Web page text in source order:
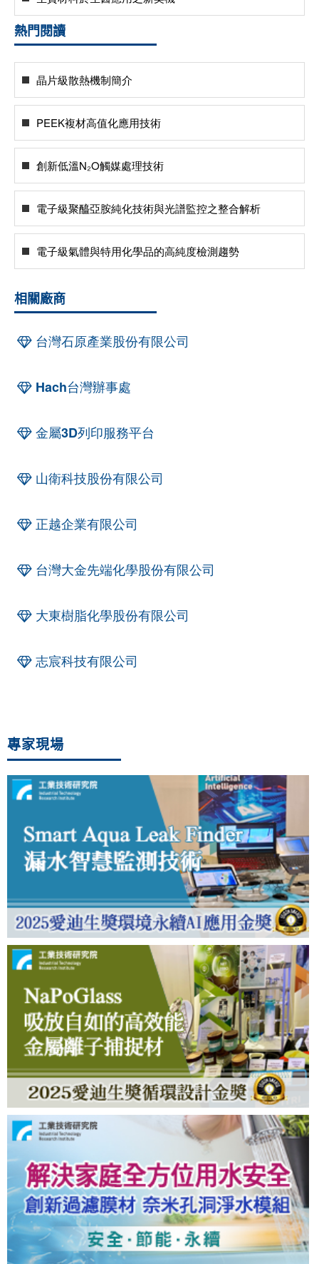
熱門閱讀
晶片級散熱機制簡介
PEEK複材高值化應用技術
創新低溫N₂O觸媒處理技術
電子級聚醯亞胺純化技術與光譜監控之整合解析
電子級氣體與特用化學品的高純度檢測趨勢
相關廠商
台灣石原產業股份有限公司
Hach台灣辦事處
金屬3D列印服務平台
山衛科技股份有限公司
正越企業有限公司
台灣大金先端化學股份有限公司
大東樹脂化學股份有限公司
志宸科技有限公司
專家現場